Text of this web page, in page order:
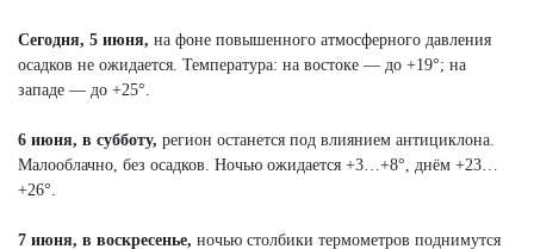
Сегодня, 5 июня, на фоне повышенного атмосферного давления
осадков не ожидается. Температура: на востоке — до +19°; на
западе — до +25°.
6 июня, в субботу, регион останется под влиянием антициклона.
Малооблачно, без осадков. Ночью ожидается +3…+8°, днём +23…
+26°.
7 июня, в воскресенье, ночью столбики термометров поднимутся